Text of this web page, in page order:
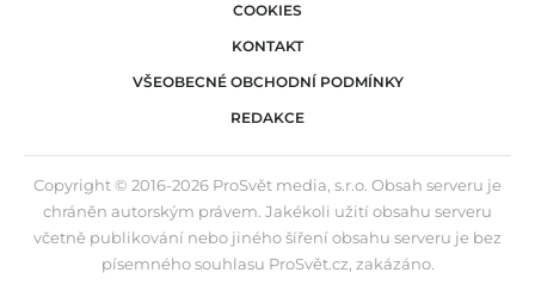
COOKIES
KONTAKT
VŠEOBECNÉ OBCHODNÍ PODMÍNKY
REDAKCE
Copyright © 2016-2026 ProSvět media, s.r.o. Obsah serveru je
chráněn autorským právem. Jakékoli užití obsahu serveru
včetně publikování nebo jiného šíření obsahu serveru je bez
písemného souhlasu ProSvět.cz, zakázáno.